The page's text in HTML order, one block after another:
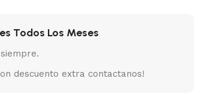
Todos Los Meses
descuento extra contactanos!